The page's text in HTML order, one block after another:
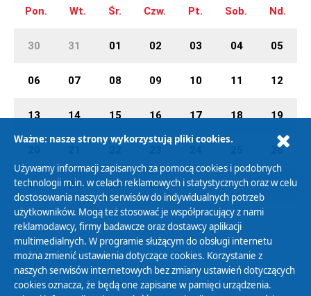
Pon. Wt. Śr. Czw. Pt. Sob. Nd.
30 31 01 02 03 04 05
06 07 08 09 10 11 12
13 14 15 16 17 18 19
26
27 28 29 30 01 02 03
Polityka Prywatności
Zasady korzystania z Serwisu
Ważne: nasze strony wykorzystują pliki cookies.
Używamy informacji zapisanych za pomocą cookies i podobnych
technologii m.in. w celach reklamowych i statystycznych oraz w celu
dostosowania naszych serwisów do indywidualnych potrzeb
użytkowników. Mogą też stosować je współpracujący z nami
reklamodawcy, firmy badawcze oraz dostawcy aplikacji
multimedialnych. W programie służącym do obsługi internetu
można zmienić ustawienia dotyczące cookies. Korzystanie z
naszych serwisów internetowych bez zmiany ustawień dotyczących
cookies oznacza, że będą one zapisane w pamięci urządzenia.